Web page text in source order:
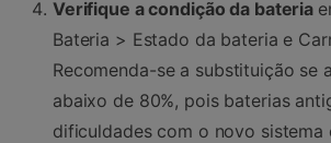
Verifique a condição da bateria
Bateria > Estado da bateria e
Recomenda-se a substituição se
abaixo de 80%, pois baterias
dificuldades com o novo sistema